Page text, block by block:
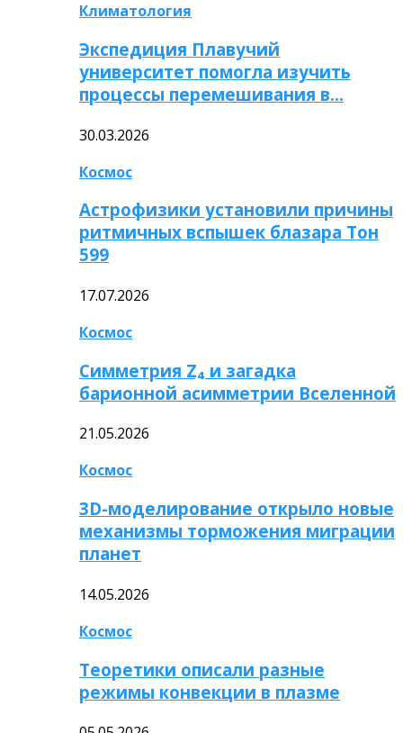
Климатология
Экспедиция Плавучий
университет помогла изучить
процессы перемешивания в…
30.03.2026
Космос
Астрофизики установили причины
ритмичных вспышек блазара Тон
599
17.07.2026
Космос
Симметрия Z₄ и загадка
барионной асимметрии Вселенной
21.05.2026
Космос
3D-моделирование открыло новые
механизмы торможения миграции
планет
14.05.2026
Космос
Теоретики описали разные
режимы конвекции в плазме